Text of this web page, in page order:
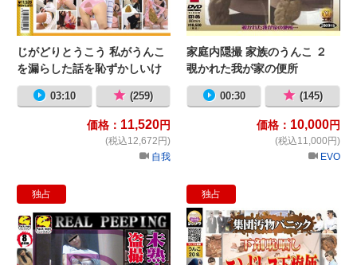
じがどりとうこう 私がうんこ
を漏らした話を恥ずかしいけ
ど聞いてください。浣腸を入
れているので漏らしちゃうか
03:10 (259)
価格： 11,520円
(税込12,672円)
自我
家庭内隠撮 家族のうんこ ２
覗かれた我が家の便所
00:30 (145)
価格： 10,000円
(税込11,000円)
EVO
独占
盗撮!!未熟少女たちのオナニー3
独占